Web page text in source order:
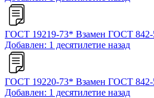
ГОСТ 19219-73* Взамен ГОСТ
Добавлен: 1 десятилетие назад
ГОСТ 19220-73* Взамен ГОСТ
Добавлен: 1 десятилетие назад